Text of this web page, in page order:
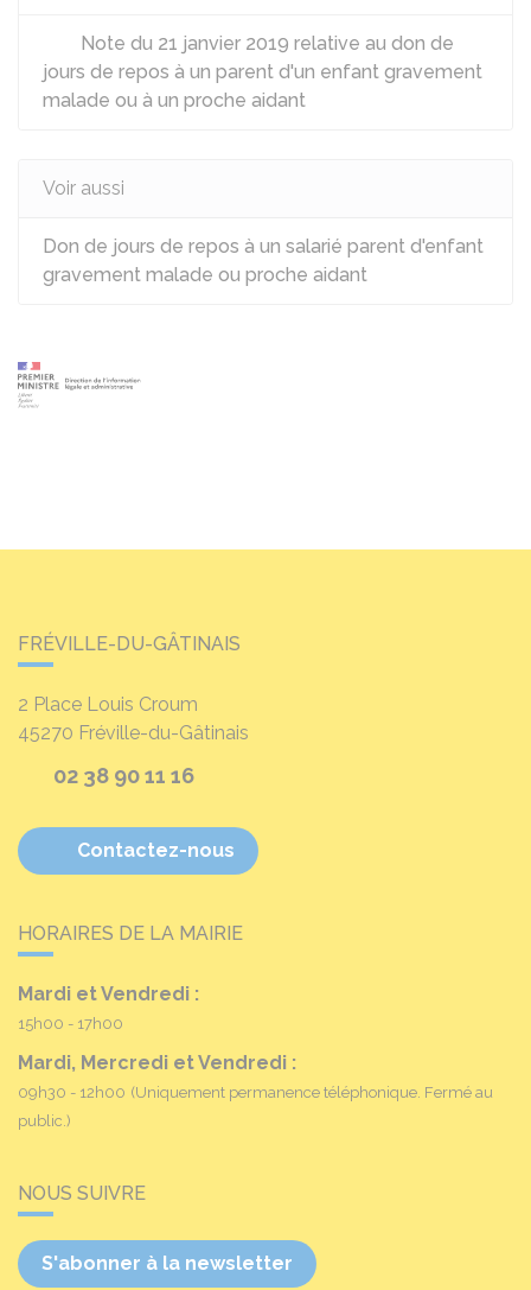
Note du 21 janvier 2019 relative au don de
jours de repos à un parent d'un enfant gravement
malade ou à un proche aidant
Voir aussi
Don de jours de repos à un salarié parent d'enfant
gravement malade ou proche aidant
FRÉVILLE-DU-GÂTINAIS
2 Place Louis Croum
45270 Fréville-du-Gâtinais
02 38 90 11 16
Contactez-nous
HORAIRES DE LA MAIRIE
Mardi et Vendredi :
15h00 - 17h00
Mardi, Mercredi et Vendredi :
09h30 - 12h00 (Uniquement permanence téléphonique. Fermé au
public.)
NOUS SUIVRE
S'abonner à la newsletter